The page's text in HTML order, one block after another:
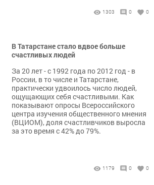
1303 0 0
В Татарстане стало вдвое больше
счастливых людей
За 20 лет - с 1992 года по 2012 год - в
России, в то числе и Татарстане,
практически удвоилось число людей,
ощущающих себя счастливыми. Как
показывают опросы Всероссийского
центра изучения общественного мнения
(ВЦИОМ), доля счастливчиков выросла
за это время с 42% до 79%.
1179 0 0